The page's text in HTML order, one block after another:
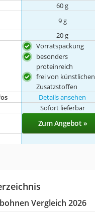
60 g
9 g
20 g
Vorratspackung
besonders
proteinreich
frei von künstlichen
Zusatzstoffen
Details ansehen
Sofort lieferbar
Zum Angebot »
Vergleich 2026